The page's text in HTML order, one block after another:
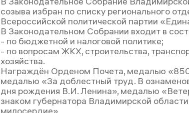
созыва избран по списку регионального
Всероссийской политической партии
В Законодательном Собрании входит в
- по бюджетной и налоговой политике;
- по вопросам ЖКХ, строительства,
хозяйства.
Награждён Орденом Почета, медалью
медалью «За доблестный труд. В
дня рождения В.И. Ленина», медалью
знаком губернатора Владимирской
милосердие».